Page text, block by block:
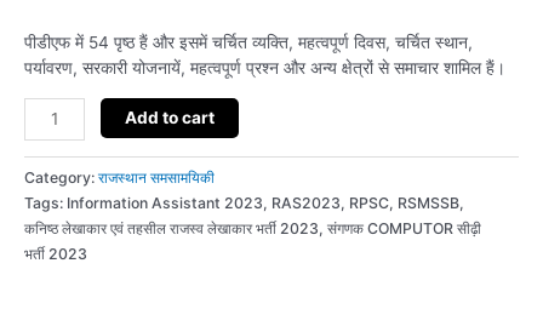
पीडीएफ में 54 पृष्ठ हैं और इसमें चर्चित व्यक्ति, महत्वपूर्ण दिवस, चर्चित स्थान,
पर्यावरण, सरकारी योजनायें, महत्वपूर्ण प्रश्न और अन्य क्षेत्रों से समाचार शामिल हैं।
राजस्थान
अगस्त
2023
quantity
Add to cart
Category: राजस्थान समसामयिकी
Tags: Information Assistant 2023, RAS2023, RPSC, RSMSSB,
कनिष्ठ लेखाकार एवं तहसील राजस्व लेखाकार भर्ती 2023, संगणक COMPUTOR सीढ़ी
भर्ती 2023